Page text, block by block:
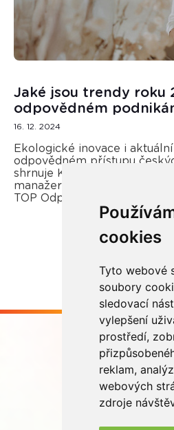
cookies
Tyto webové
soubory
sledovací
vylepšení
prostředí,
reklam,
webových
zdroje
Jaké jsou trendy roku
odpovědném
16. 12. 2024
Ekologické inovace i
odpovědném přístupu
shrnuje Kateřina Opletal
manažerka REMA Systém a
TOP Odpovědná firma.
Buďme ve